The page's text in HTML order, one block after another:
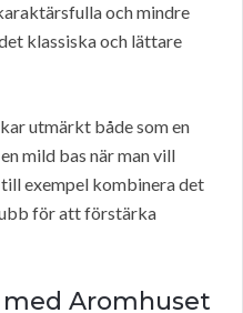
och mindre
klassiska och lättare
utmärkt både som en
mild bas när man vill
exempel kombinera det
för att förstärka
Aromhuset